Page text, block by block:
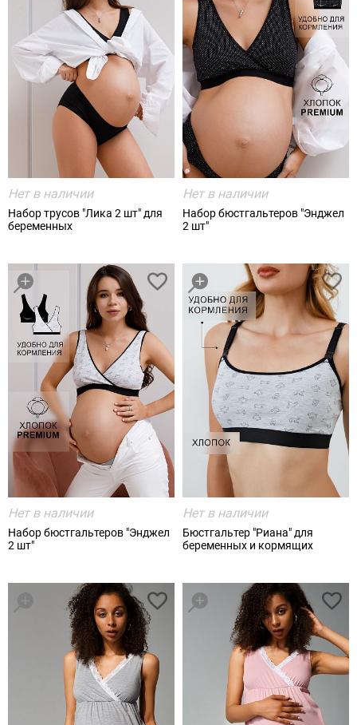
Нет в наличии
Набор трусов "Лика 2 шт" для
беременных
Нет в наличии
Набор бюстгальтеров "Энджел
2 шт"
Нет в наличии
Набор бюстгальтеров "Энджел
2 шт"
Нет в наличии
Бюстгальтер "Риана" для
беременных и кормящих